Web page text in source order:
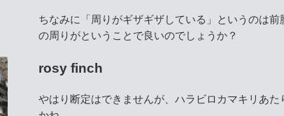
ちなみに「周りがギザギザしている」というのは前
の周りがということで良いのでしょうか？
rosy finch
やはり断定はできませんが、ハラビロカマキリあた